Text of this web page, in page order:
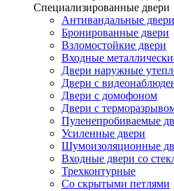
Специализированные двери
Антивандальные двери
Бронированные двери
Взломостойкие двери
Входные
Двери наружные
Двери с
Двери с домофоном
Двери с
Пуленепробиваемые
Усиленные двери
Шумоизоляционные
Входные двери со
Трехконтурные
Со скрытыми петлями